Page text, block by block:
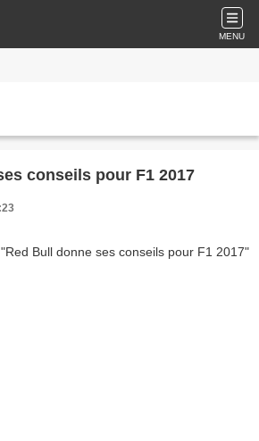
MENU
conseils pour F1 2017